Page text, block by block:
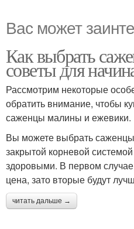
Вас может
Как выбрать
советы для
Рассмотрим некоторые
обратить внимание, чтобы
саженцы малины и ежевики.
Вы можете выбрать саженцы
закрытой корневой
здоровыми. В первом
цена, зато вторые будут
читать дальше →